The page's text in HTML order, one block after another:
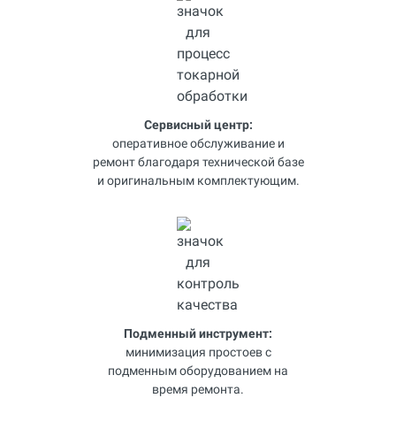
Сервисный центр:
оперативное обслуживание и
ремонт благодаря технической базе
и оригинальным комплектующим.
Подменный инструмент:
минимизация простоев с
подменным оборудованием на
время ремонта.